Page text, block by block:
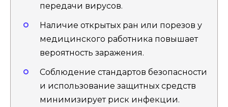
передачи вирусов.
Наличие открытых ран или порезов у
медицинского работника повышает
вероятность заражения.
Соблюдение стандартов безопасности
и использование защитных средств
минимизирует риск инфекции.